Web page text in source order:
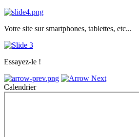
Votre site sur smartphones, tablettes, etc...
Essayez-le !
Calendrier